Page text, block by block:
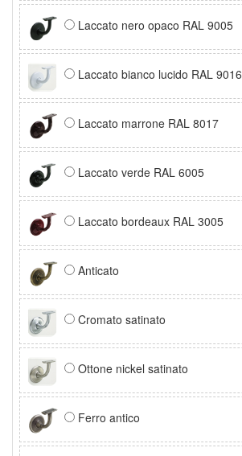
Laccato nero opaco RAL 9005
Laccato bianco lucido RAL 9016
Laccato marrone RAL 8017
Laccato verde RAL 6005
Laccato bordeaux RAL 3005
Anticato
Cromato satinato
Ottone nickel satinato
Ferro antico